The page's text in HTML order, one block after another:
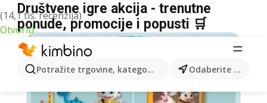
(14,1 tis. recenzija)
Otvoriti
Potražite trgovine, kategorije, proizvode... Odaberite grad
Društvene igre akcija - trenutne
ponude, promocije i popusti 🛒